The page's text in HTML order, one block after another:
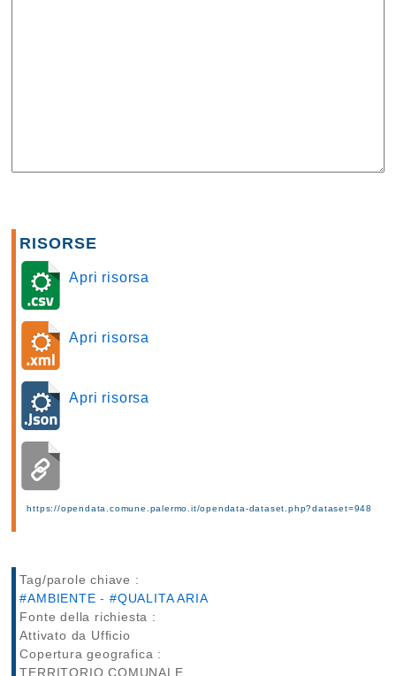
RISORSE
Apri risorsa
Apri risorsa
Apri risorsa
https://opendata.comune.palermo.it/opendata-dataset.php?dataset=948
Tag/parole chiave :
#AMBIENTE -#QUALITA ARIA
Fonte della richiesta :
Attivato da Ufficio
Copertura geografica :
TERRITORIO COMUNALE